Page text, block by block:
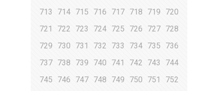
713
714 715 716 717 718 719
720
721
722 723 724 725 726 727 728
729
730 731 732 733 734 735
736
737 738 739 740 741 742 743
744
745
746 747 748 749 750 751
752